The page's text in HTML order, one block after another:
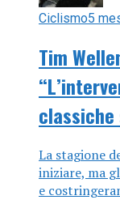
Ciclismo5
Tim
La stagione
iniziare, ma
e